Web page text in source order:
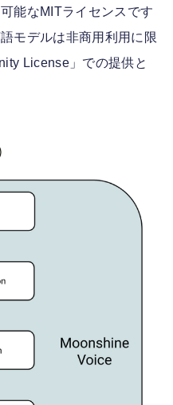
能なMITライセンスです
モデルは非商用利用に限
License」での提供と